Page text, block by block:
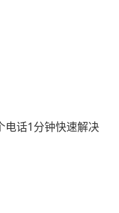
电话1分钟快速解决